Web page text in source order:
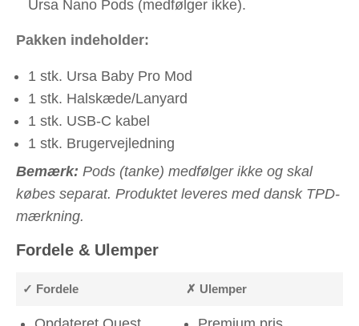
Ursa Nano Pods (medfølger ikke).
Pakken indeholder:
1 stk. Ursa Baby Pro Mod
1 stk. Halskæde/Lanyard
1 stk. USB-C kabel
1 stk. Brugervejledning
Bemærk: Pods (tanke) medfølger ikke og skal
købes separat. Produktet leveres med dansk TPD-
mærkning.
Fordele & Ulemper
✓ Fordele ✗ Ulemper